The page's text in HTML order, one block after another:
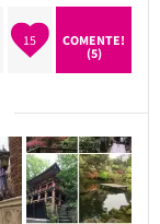
15
COMENTE!
(5)